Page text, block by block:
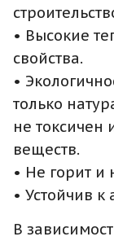
• Высокие
свойства.
•
только
не токсичен
веществ.
• Не горит и
• Устойчив
В